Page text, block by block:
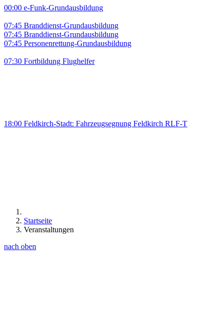
00:00 e-Funk-Grundausbildung
07:45 Branddienst-Grundausbildung
07:45 Branddienst-Grundausbildung
07:45 Personenrettung-Grundausbildung
07:30 Fortbildung Flughelfer
18:00 Feldkirch-Stadt: Fahrzeugsegnung Feldkirch RLF-T
Startseite
Veranstaltungen
nach oben